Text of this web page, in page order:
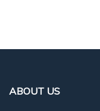
ABOUT US